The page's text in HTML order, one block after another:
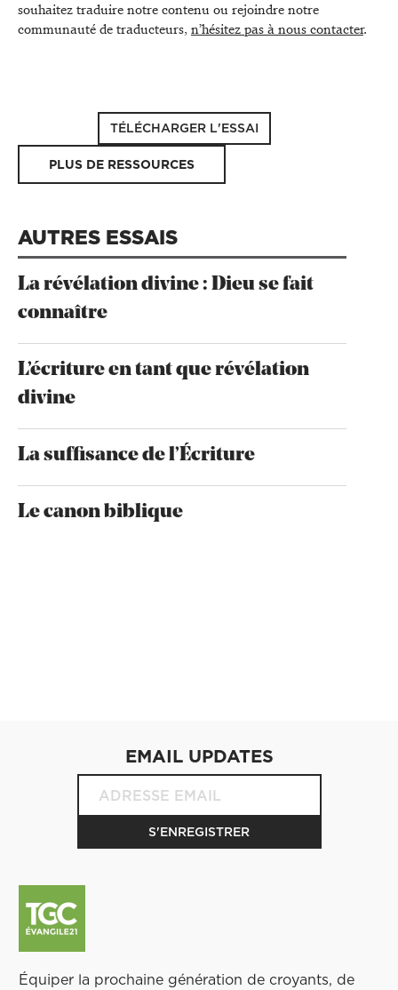
souhaitez traduire notre contenu ou rejoindre notre
communauté de traducteurs, n’hésitez pas à nous contacter.
TÉLÉCHARGER L'ESSAI
PLUS DE RESSOURCES
AUTRES ESSAIS
La révélation divine : Dieu se fait
connaître
L’écriture en tant que révélation
divine
La suffisance de l’Écriture
Le canon biblique
Équiper la prochaine génération de croyants, de
EMAIL UPDATES